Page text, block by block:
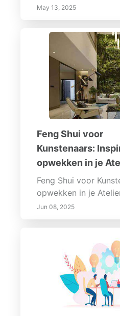
May 13, 2025
Feng Shui voor
Kunstenaars:
opwekken in je
Feng Shui voor
opwekken in je
Jun 08, 2025